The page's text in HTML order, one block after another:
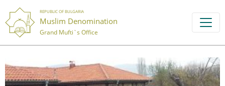
REPUBLIC OF BULGARIA
Muslim Denomination
Grand Mufti`s Office